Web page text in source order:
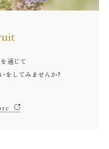
通じて
をしてみませんか?